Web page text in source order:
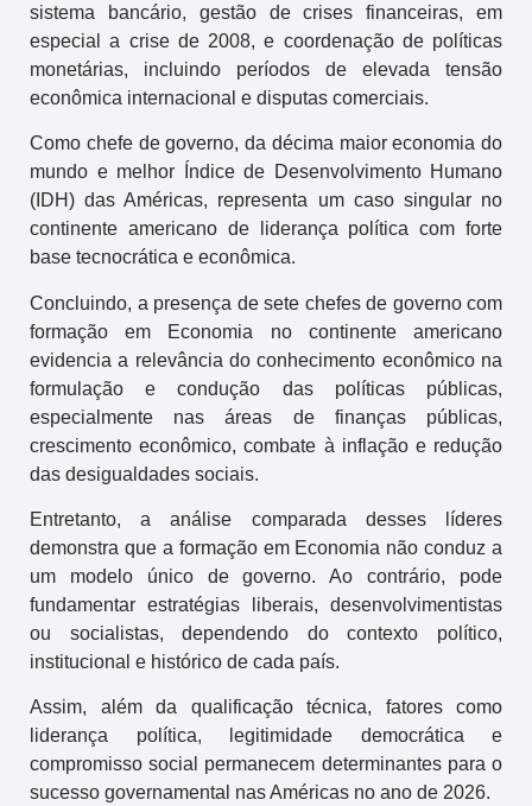
sistema bancário, gestão de crises financeiras, em
especial a crise de 2008, e coordenação de políticas
monetárias, incluindo períodos de elevada tensão
econômica internacional e disputas comerciais.
Como chefe de governo, da décima maior economia do
mundo e melhor Índice de Desenvolvimento Humano
(IDH) das Américas, representa um caso singular no
continente americano de liderança política com forte
base tecnocrática e econômica.
Concluindo, a presença de sete chefes de governo com
formação em Economia no continente americano
evidencia a relevância do conhecimento econômico na
formulação e condução das políticas públicas,
especialmente nas áreas de finanças públicas,
crescimento econômico, combate à inflação e redução
das desigualdades sociais.
Entretanto, a análise comparada desses líderes
demonstra que a formação em Economia não conduz a
um modelo único de governo. Ao contrário, pode
fundamentar estratégias liberais, desenvolvimentistas
ou socialistas, dependendo do contexto político,
institucional e histórico de cada país.
Assim, além da qualificação técnica, fatores como
liderança política, legitimidade democrática e
compromisso social permanecem determinantes para o
sucesso governamental nas Américas no ano de 2026.